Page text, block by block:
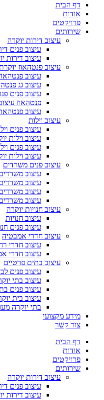
דף הבית
אודות
פרויקטים
שירותים
עיצוב דירות יוקרה
עיצוב פנים
עיצוב דירות
עיצוב פנטהאוז
עיצוב
עיצוב גג
עיצוב פנים
פנטהאוז
עיצוב
עיצוב וילות
עיצוב פנים
עיצוב וילות
עיצוב פנים
עיצוב וילות
עיצוב פנים משרדים
עיצוב
עיצוב
עיצוב
עיצוב
עיצוב חנויות יוקרה
עיצוב חנויות
עיצוב פנים
עיצוב חדרי אמבטיה
עיצוב חדרי
עיצוב חדרי
עיצוב בתים פרטיים
עיצוב פנים
עיצוב בתי
עיצוב פנים
עיצוב בית
בתי יוקרה
מידע מקצועי
צור קשר
דף הבית
אודות
פרויקטים
שירותים
עיצוב דירות יוקרה
עיצוב פנים
עיצוב דירות